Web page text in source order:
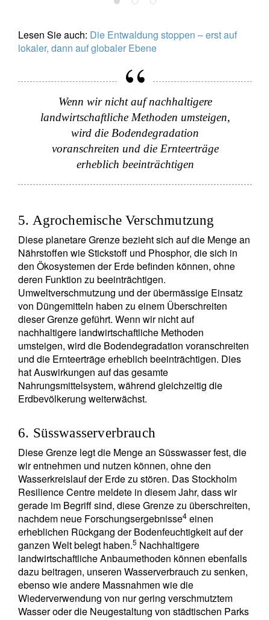
Lesen Sie auch: Die Entwaldung stoppen – erst auf
lokaler, dann auf globaler Ebene
Wenn wir nicht auf nachhaltigere
landwirtschaftliche Methoden umsteigen,
wird die Bodendegradation
voranschreiten und die Ernteerträge
erheblich beeinträchtigen
5. Agrochemische Verschmutzung
Diese planetare Grenze bezieht sich auf die Menge an
Nährstoffen wie Stickstoff und Phosphor, die sich in
den Ökosystemen der Erde befinden können, ohne
deren Funktion zu beeinträchtigen.
Umweltverschmutzung und der übermässige Einsatz
von Düngemitteln haben zu einem Überschreiten
dieser Grenze geführt. Wenn wir nicht auf
nachhaltigere landwirtschaftliche Methoden
umsteigen, wird die Bodendegradation voranschreiten
und die Ernteerträge erheblich beeinträchtigen. Dies
hat Auswirkungen auf das gesamte
Nahrungsmittelsystem, während gleichzeitig die
Erdbevölkerung weiterwächst.
6. Süsswasserverbrauch
Diese Grenze legt die Menge an Süsswasser fest, die
wir entnehmen und nutzen können, ohne den
Wasserkreislauf der Erde zu stören. Das Stockholm
Resilience Centre meldete in diesem Jahr, dass wir
gerade im Begriff sind, diese Grenze zu überschreiten,
nachdem neue Forschungsergebnisse4 einen
erheblichen Rückgang der Bodenfeuchtigkeit auf der
ganzen Welt belegt haben.5 Nachhaltigere
landwirtschaftliche Anbaumethoden können ebenfalls
dazu beitragen, unseren Wasserverbrauch zu senken,
ebenso wie andere Massnahmen wie die
Wiederverwendung von nur gering verschmutztem
Wasser oder die Neugestaltung von städtischen Parks